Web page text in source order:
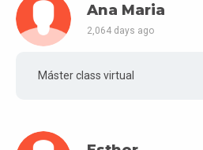
Ana Maria
2,064 days ago
Máster class virtual